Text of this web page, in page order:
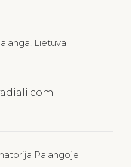
Lietuva
Palangoje